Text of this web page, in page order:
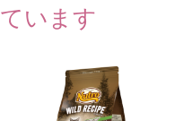
います